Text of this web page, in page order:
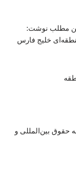
این مطلب نوشت:
خلیج‌ فارس
حقوق بین‌المللی و